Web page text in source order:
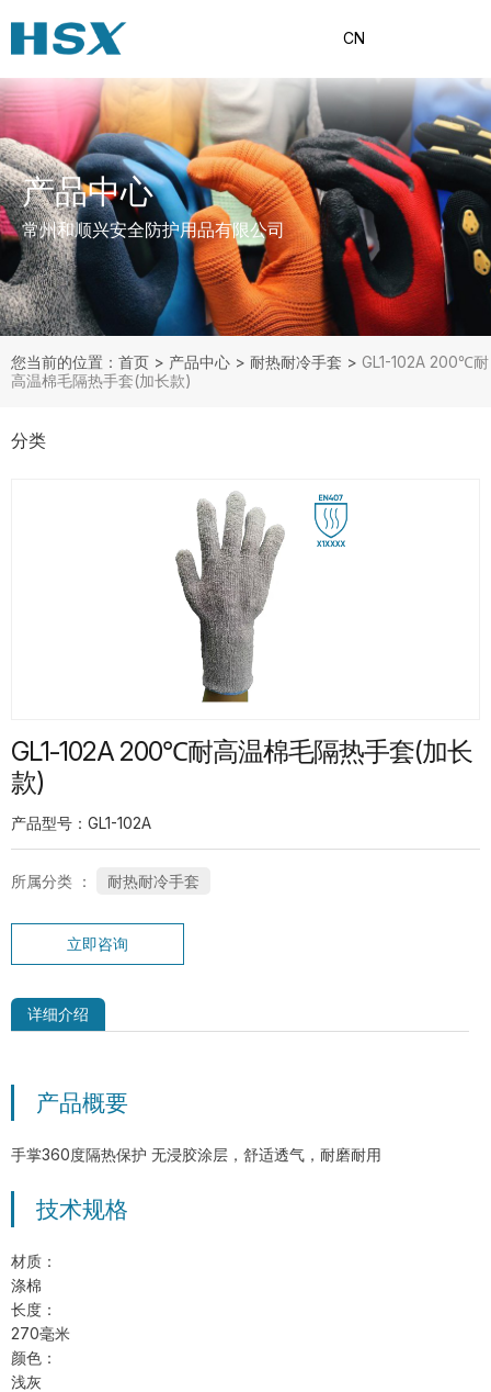
CN
产品中心
常州和顺兴安全防护用品有限公司
您当前的位置：首页 > 产品中心 > 耐热耐冷手套 > GL1-102A 200℃耐
高温棉毛隔热手套(加长款)
产品分类
分类
G13-PUG1315 紧急分离护指PU手套
SP-CN-21G-WH 礼仪手套
GL1-102A 200℃耐高温棉毛隔热手套(加长
款)
产品型号：GL1-102A
所属分类 ： 耐热耐冷手套
立即咨询
详细介绍
产品概要
手掌360度隔热保护 无浸胶涂层，舒适透气，耐磨耐用
技术规格
材质：
涤棉
长度：
270毫米
颜色：
浅灰